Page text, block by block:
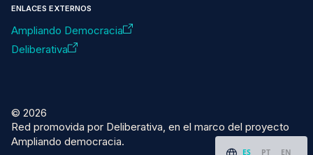
ES PT EN
ENLACES EXTERNOS
Ampliando Democracia
Deliberativa
© 2026
Red promovida por Deliberativa, en el marco del proyecto
Ampliando democracia.